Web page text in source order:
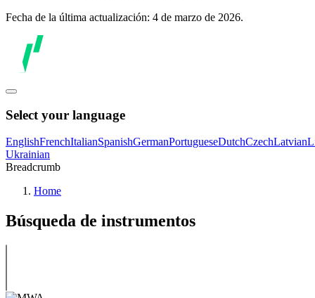
Fecha de la última actualización: 4 de marzo de 2026.
Select your language
EnglishFrenchItalianSpanishGermanPortugueseDutchCzechLatvian
Ukrainian
Breadcrumb
Home
Búsqueda de instrumentos